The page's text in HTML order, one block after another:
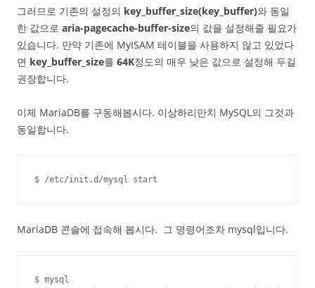
그러므로 기존의 설정의 key_buffer_size(key_buffer)와 동일
한 값으로 aria-pagecache-buffer-size의 값을 설정해줄 필요가
있습니다. 만약 기존에 MyISAM 테이블을 사용하지 않고 있었다
면 key_buffer_size를 64K정도의 매우 낮은 값으로 설정해 두길
권장합니다.
이제 MariaDB를 구동해봅시다. 이상하리만치 MySQL의 그것과
동일합니다.
$ /etc/init.d/mysql start
MariaDB 콘솔에 접속해 봅시다. 그 명령어조차 mysql입니다.
$ mysql